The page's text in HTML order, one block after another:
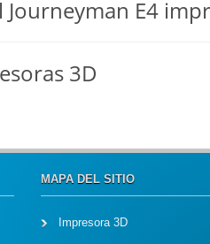
Journeyman E4
3D
MAPA DEL SITIO
Impresora 3D